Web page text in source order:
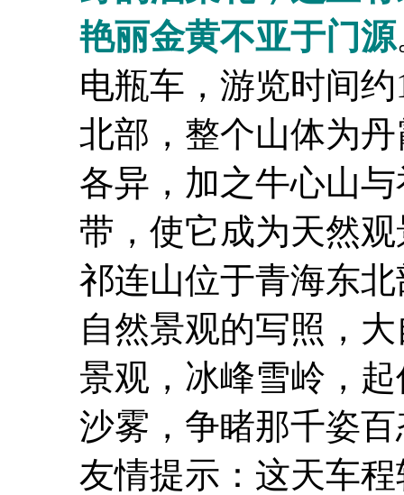
艳丽金黄不亚于门源
电瓶车，游览时间
北部，整个山体为
各异，加之牛心山
带，使它成为天然
祁连山位于青海东
自然景观的写照，
景观，冰峰雪岭，
沙雾，争睹那千姿
友情提示：这天车